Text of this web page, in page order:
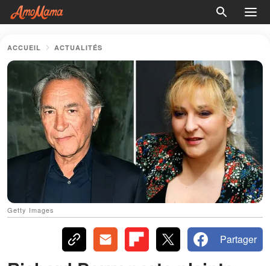
ACCUEIL ACTUALITÉS
Getty Images
Partager